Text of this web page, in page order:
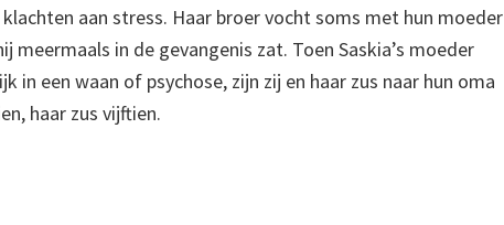
aan stress. Haar broer vocht soms met hun moeder
meermaals in de gevangenis zat. Toen Saskia’s moeder
in een waan of psychose, zijn zij en haar zus naar hun oma
haar zus vijftien.